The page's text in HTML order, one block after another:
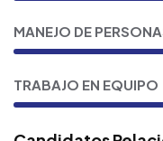
MANEJO DE
TRABAJO EN EQUIPO